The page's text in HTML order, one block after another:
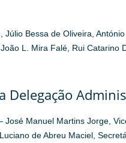
, Júlio Bessa de Oliveira,
L. Mira Falé, Rui Catarino
Delegação
José Manuel Martins Jorge,
de Abreu Maciel,